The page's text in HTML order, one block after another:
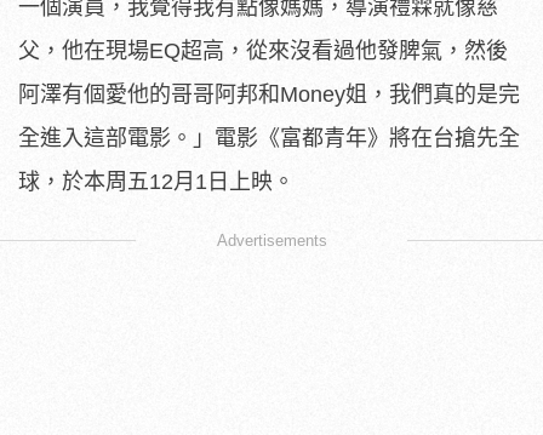
一個演員，我覺得我有點像媽媽，導演禮霖就像慈
父，他在現場EQ超高，從來沒看過他發脾氣，然後
阿澤有個愛他的哥哥阿邦和Money姐，我們真的是完
全進入這部電影。」電影《富都青年》將在台搶先全
球，於本周五12月1日上映。
Advertisements